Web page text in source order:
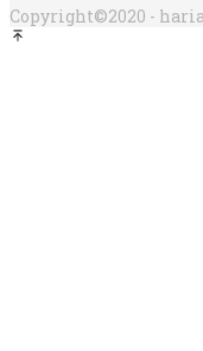
Copyright©2020 -